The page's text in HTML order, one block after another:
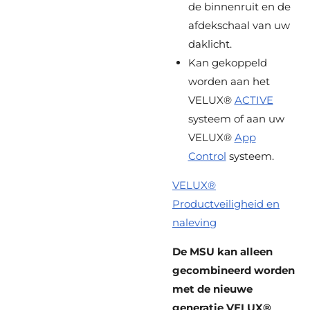
de binnenruit en de
afdekschaal van uw
daklicht.
Kan gekoppeld
worden aan het
VELUX® ACTIVE
systeem of aan uw
VELUX® App
Control systeem.
VELUX®
Productveiligheid en
naleving
De MSU kan alleen
gecombineerd worden
met de nieuwe